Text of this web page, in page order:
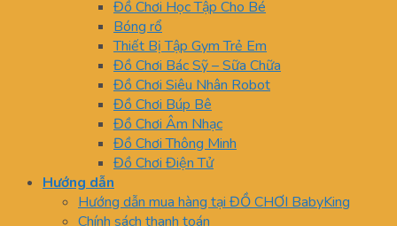
Đồ Chơi Học Tập Cho Bé
Bóng rổ
Thiết Bị Tập Gym Trẻ Em
Đồ Chơi Bác Sỹ – Sữa Chữa
Đồ Chơi Siêu Nhân Robot
Đồ Chơi Búp Bê
Đồ Chơi Âm Nhạc
Đồ Chơi Thông Minh
Đồ Chơi Điện Tử
Hướng dẫn
Hướng dẫn mua hàng tại ĐỒ CHƠI BabyKing
Chính sách thanh toán